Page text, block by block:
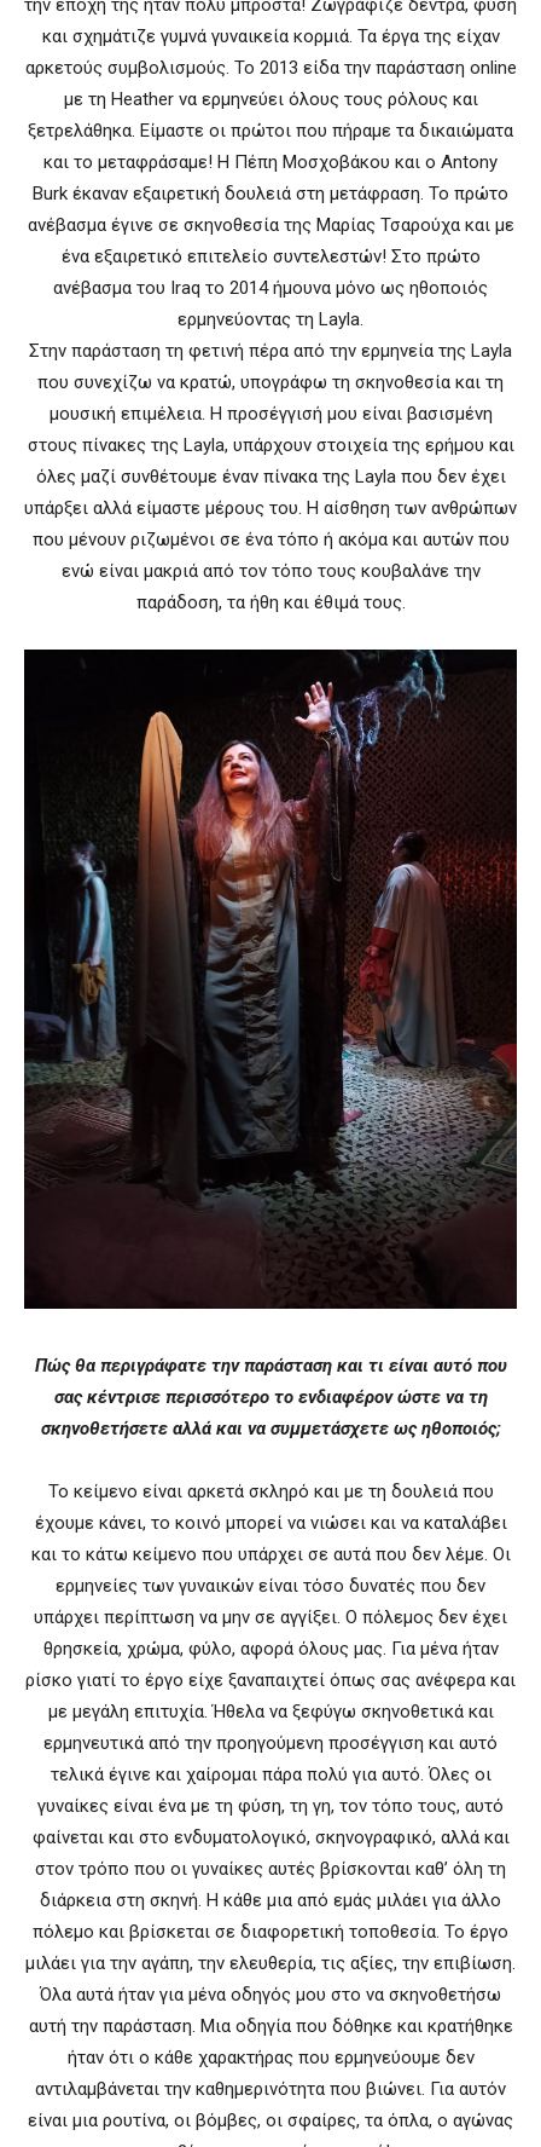
την εποχή της ήταν πολύ μπροστά! Ζωγράφιζε δέντρα, φύση
και σχημάτιζε γυμνά γυναικεία κορμιά. Τα έργα της είχαν
αρκετούς συμβολισμούς. Το 2013 είδα την παράσταση online
με τη Heather να ερμηνεύει όλους τους ρόλους και
ξετρελάθηκα. Είμαστε οι πρώτοι που πήραμε τα δικαιώματα
και το μεταφράσαμε! Η Πέπη Μοσχοβάκου και ο Antony
Burk έκαναν εξαιρετική δουλειά στη μετάφραση. Το πρώτο
ανέβασμα έγινε σε σκηνοθεσία της Μαρίας Τσαρούχα και με
ένα εξαιρετικό επιτελείο συντελεστών! Στο πρώτο
ανέβασμα του Iraq το 2014 ήμουνα μόνο ως ηθοποιός
ερμηνεύοντας τη Layla.
Στην παράσταση τη φετινή πέρα από την ερμηνεία της Layla
που συνεχίζω να κρατώ, υπογράφω τη σκηνοθεσία και τη
μουσική επιμέλεια. Η προσέγγισή μου είναι βασισμένη
στους πίνακες της Layla, υπάρχουν στοιχεία της ερήμου και
όλες μαζί συνθέτουμε έναν πίνακα της Layla που δεν έχει
υπάρξει αλλά είμαστε μέρους του. Η αίσθηση των ανθρώπων
που μένουν ριζωμένοι σε ένα τόπο ή ακόμα και αυτών που
ενώ είναι μακριά από τον τόπο τους κουβαλάνε την
παράδοση, τα ήθη και έθιμά τους.
Πώς θα περιγράφατε την παράσταση και τι είναι αυτό που
σας κέντρισε περισσότερο το ενδιαφέρον ώστε να τη
σκηνοθετήσετε αλλά και να συμμετάσχετε ως ηθοποιός;
Το κείμενο είναι αρκετά σκληρό και με τη δουλειά που
έχουμε κάνει, το κοινό μπορεί να νιώσει και να καταλάβει
και το κάτω κείμενο που υπάρχει σε αυτά που δεν λέμε. Οι
ερμηνείες των γυναικών είναι τόσο δυνατές που δεν
υπάρχει περίπτωση να μην σε αγγίξει. Ο πόλεμος δεν έχει
θρησκεία, χρώμα, φύλο, αφορά όλους μας. Για μένα ήταν
ρίσκο γιατί το έργο είχε ξαναπαιχτεί όπως σας ανέφερα και
με μεγάλη επιτυχία. Ήθελα να ξεφύγω σκηνοθετικά και
ερμηνευτικά από την προηγούμενη προσέγγιση και αυτό
τελικά έγινε και χαίρομαι πάρα πολύ για αυτό. Όλες οι
γυναίκες είναι ένα με τη φύση, τη γη, τον τόπο τους, αυτό
φαίνεται και στο ενδυματολογικό, σκηνογραφικό, αλλά και
στον τρόπο που οι γυναίκες αυτές βρίσκονται καθ’ όλη τη
διάρκεια στη σκηνή. Η κάθε μια από εμάς μιλάει για άλλο
πόλεμο και βρίσκεται σε διαφορετική τοποθεσία. Το έργο
μιλάει για την αγάπη, την ελευθερία, τις αξίες, την επιβίωση.
Όλα αυτά ήταν για μένα οδηγός μου στο να σκηνοθετήσω
αυτή την παράσταση. Μια οδηγία που δόθηκε και κρατήθηκε
ήταν ότι ο κάθε χαρακτήρας που ερμηνεύουμε δεν
αντιλαμβάνεται την καθημερινότητα που βιώνει. Για αυτόν
είναι μια ρουτίνα, οι βόμβες, οι σφαίρες, τα όπλα, ο αγώνας